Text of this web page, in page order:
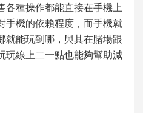
各種操作都能直接在手機上
手機的依賴程度，而手機就
就能玩到哪，與其在賭場跟
玩線上二一點也能夠幫助減